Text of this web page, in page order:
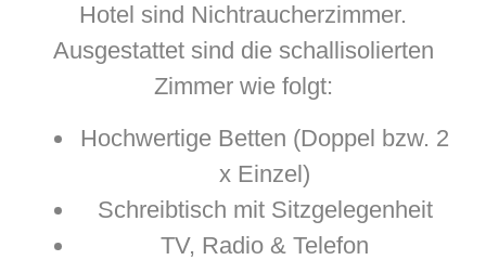
Hotel sind Nichtraucherzimmer.
Ausgestattet sind die schallisolierten
Zimmer wie folgt:
Hochwertige Betten (Doppel bzw. 2
x Einzel)
Schreibtisch mit Sitzgelegenheit
TV, Radio & Telefon